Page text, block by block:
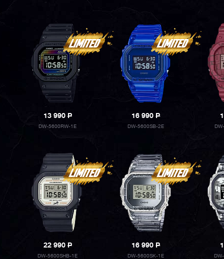
13 990P
DW-5600RW-1E
16 990P
DW-5600SB-2E
22 990P
DW-5600SHB-1E
16 990P
DW-5600SK-1E